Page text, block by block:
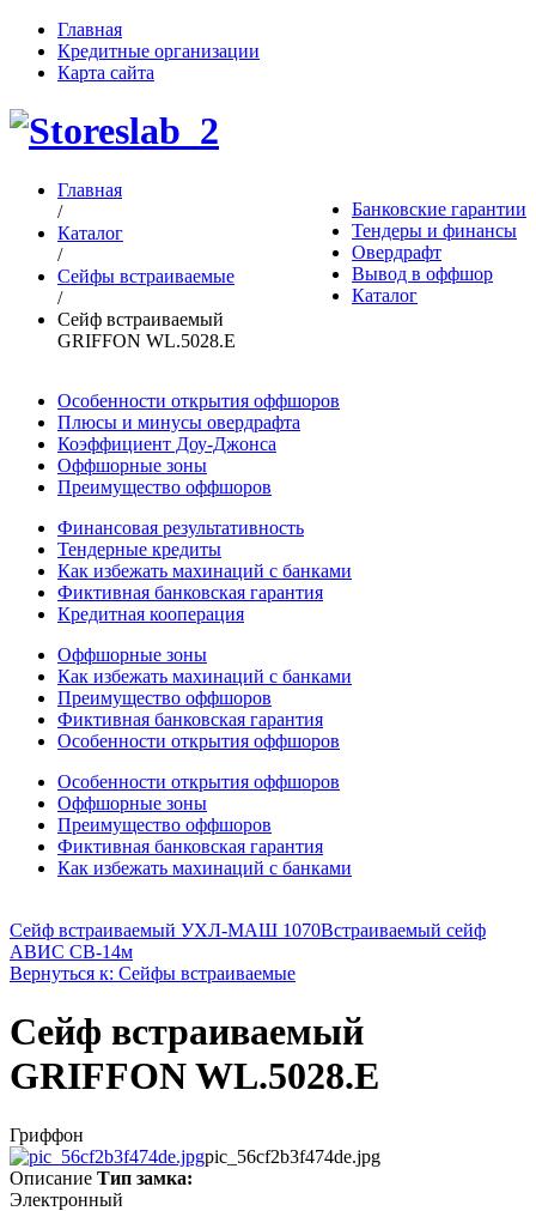
Главная
Кредитные организации
Карта сайта
Банковские гарантии
Тендеры и финансы
Овердрафт
Вывод в оффшор
Каталог
Главная
/
Каталог
/
Сейфы встраиваемые
/
Сейф встраиваемый
GRIFFON WL.5028.E
Особенности открытия оффшоров
Плюсы и минусы овердрафта
Коэффициент Доу-Джонса
Оффшорные зоны
Преимущество оффшоров
Финансовая результативность
Тендерные кредиты
Как избежать махинаций с банками
Фиктивная банковская гарантия
Кредитная кооперация
Оффшорные зоны
Как избежать махинаций с банками
Преимущество оффшоров
Фиктивная банковская гарантия
Особенности открытия оффшоров
Особенности открытия оффшоров
Оффшорные зоны
Преимущество оффшоров
Фиктивная банковская гарантия
Как избежать махинаций с банками
Сейф встраиваемый УХЛ-МАШ 1070Встраиваемый сейф
АВИС СВ-14м
Вернуться к: Сейфы встраиваемые
Сейф встраиваемый
GRIFFON WL.5028.E
Гриффон
pic_56cf2b3f474de.jpg
Описание Тип замка:
Электронный